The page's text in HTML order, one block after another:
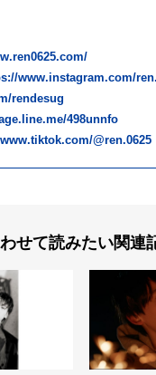
www.instagram.com/
rendesug
498unnfo
@ren.0625
せて読みたい関連